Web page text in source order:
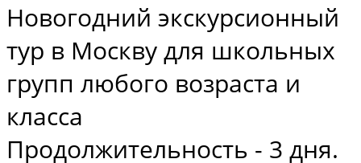
Новогодний экскурсионный
тур в Москву для школьных
групп любого возраста и
класса
Продолжительность - 3 дня.